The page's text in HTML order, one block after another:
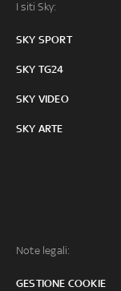
I siti Sky:
SKY SPORT
SKY TG24
SKY VIDEO
SKY ARTE
Note legali:
GESTIONE COOKIE